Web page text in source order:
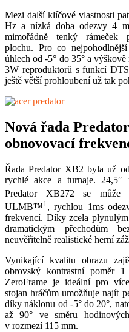
Mezi další klíčové vlastnosti
Hz a nízká doba odezvy 4
mimořádně tenký rámeček
plochu. Pro co
úhlech od -5° do 35° a
3W reproduktorů s funkcí
ještě větší prohloubení už tak
Nová řada
obnovovací
Řada Predator XB2 byla už
rychlé akce a turnaje. 24,5″
Predator XB272 se může
ULMB™1, rychlou 1ms
frekvencí. Díky zcela
dramatickým přechodům
neuvěřitelně realistické herní
Vynikající kvalitu obrazu
obrovský kontrastní poměr 1
ZeroFrame je ideální pro
stojan hráčům umožňuje najít
díky náklonu od -5° do 20°,
až 90° ve směru
v rozmezí 115 mm.